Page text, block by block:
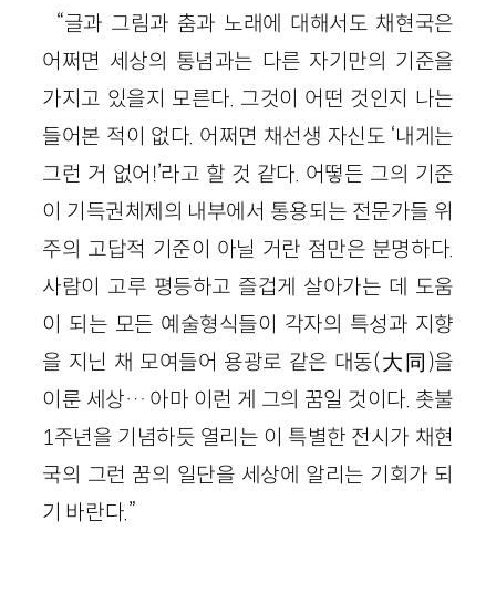
“글과 그림과 춤과 노래에 대해서도 채현국은
어쩌면 세상의 통념과는 다른 자기만의 기준을
가지고 있을지 모른다. 그것이 어떤 것인지 나는
들어본 적이 없다. 어쩌면 채선생 자신도 ‘내게는
그런 거 없어!’라고 할 것 같다. 어떻든 그의 기준
이 기득권체제의 내부에서 통용되는 전문가들 위
주의 고답적 기준이 아닐 거란 점만은 분명하다.
사람이 고루 평등하고 즐겁게 살아가는 데 도움
이 되는 모든 예술형식들이 각자의 특성과 지향
을 지닌 채 모여들어 용광로 같은 대동(大同)을
이룬 세상… 아마 이런 게 그의 꿈일 것이다. 촛불
1주년을 기념하듯 열리는 이 특별한 전시가 채현
국의 그런 꿈의 일단을 세상에 알리는 기회가 되
기 바란다.”